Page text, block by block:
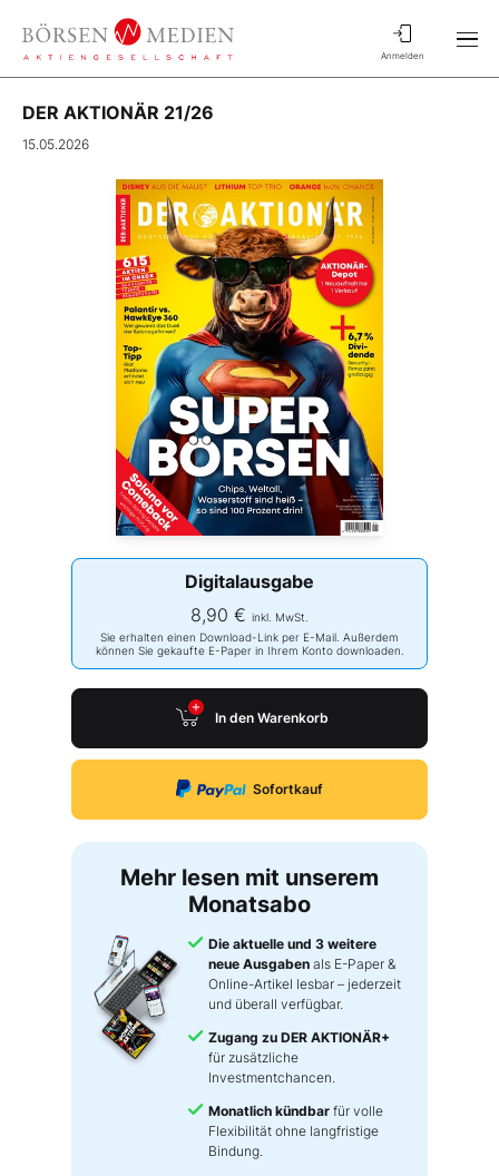
Anmelden
DER AKTIONÄR 21/26
15.05.2026
Digitalausgabe
8,90 € inkl. MwSt.
Sie erhalten einen Download-Link per E-Mail. Außerdem
können Sie gekaufte E-Paper in Ihrem Konto downloaden.
In den Warenkorb
Sofortkauf
Mehr lesen mit unserem
Monatsabo
Die aktuelle und 3 weitere
neue Ausgaben als E-Paper &
Online-Artikel lesbar – jederzeit
und überall verfügbar.
Zugang zu DER AKTIONÄR+
für zusätzliche
Investmentchancen.
Monatlich kündbar für volle
Flexibilität ohne langfristige
Bindung.